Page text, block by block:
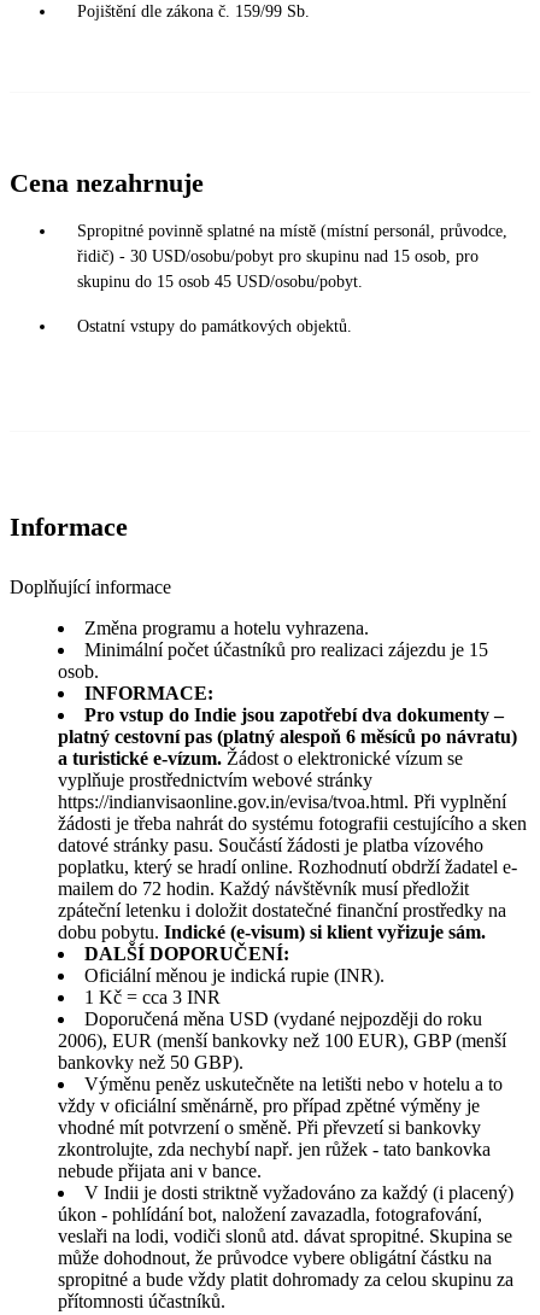
Pojištění dle zákona č. 159/99 Sb.
Cena nezahrnuje
Spropitné povinně splatné na místě (místní personál, průvodce,
řidič) - 30 USD/osobu/pobyt pro skupinu nad 15 osob, pro
skupinu do 15 osob 45 USD/osobu/pobyt.
Ostatní vstupy do památkových objektů.
Informace
Doplňující informace
Změna programu a hotelu vyhrazena.
Minimální počet účastníků pro realizaci zájezdu je 15
osob.
INFORMACE:
Pro vstup do Indie jsou zapotřebí dva dokumenty –
platný cestovní pas (platný alespoň 6 měsíců po návratu)
a turistické e-vízum. Žádost o elektronické vízum se
vyplňuje prostřednictvím webové stránky
https://indianvisaonline.gov.in/evisa/tvoa.html. Při vyplnění
žádosti je třeba nahrát do systému fotografii cestujícího a sken
datové stránky pasu. Součástí žádosti je platba vízového
poplatku, který se hradí online. Rozhodnutí obdrží žadatel e-
mailem do 72 hodin. Každý návštěvník musí předložit
zpáteční letenku i doložit dostatečné finanční prostředky na
dobu pobytu. Indické (e-visum) si klient vyřizuje sám.
DALŠÍ DOPORUČENÍ:
Oficiální měnou je indická rupie (INR).
1 Kč = cca 3 INR
Doporučená měna USD (vydané nejpozději do roku
2006), EUR (menší bankovky než 100 EUR), GBP (menší
bankovky než 50 GBP).
Výměnu peněz uskutečněte na letišti nebo v hotelu a to
vždy v oficiální směnárně, pro případ zpětné výměny je
vhodné mít potvrzení o směně. Při převzetí si bankovky
zkontrolujte, zda nechybí např. jen růžek - tato bankovka
nebude přijata ani v bance.
V Indii je dosti striktně vyžadováno za každý (i placený)
úkon - pohlídání bot, naložení zavazadla, fotografování,
veslaři na lodi, vodiči slonů atd. dávat spropitné. Skupina se
může dohodnout, že průvodce vybere obligátní částku na
spropitné a bude vždy platit dohromady za celou skupinu za
přítomnosti účastníků.